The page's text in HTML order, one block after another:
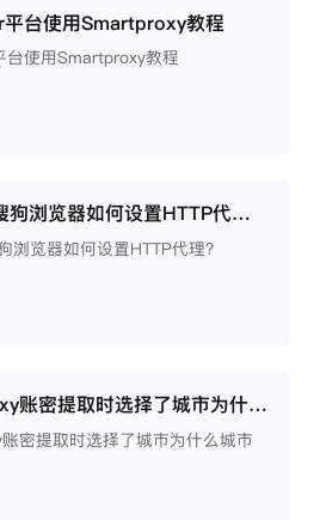
台使用Smartproxy教程
台使用Smartproxy教程
Win10丨搜狗浏览器如何设置HTTP代理？
浏览器如何设置HTTP代理？
Smartproxy账密提取时选择了城市为什么城市还是会变？
密提取时选择了城市为什么城市